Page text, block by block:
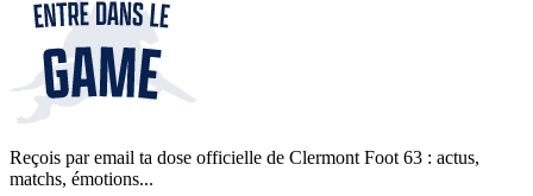
Reçois par email ta dose officielle de Clermont Foot 63 : actus,
matchs, émotions...